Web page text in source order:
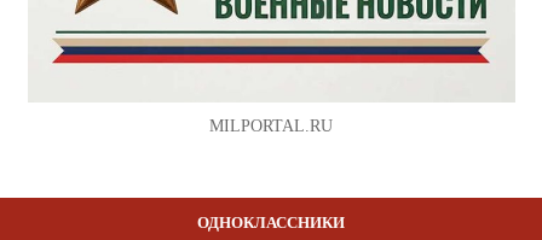
MILPORTAL.RU
ОДНОКЛАССНИКИ